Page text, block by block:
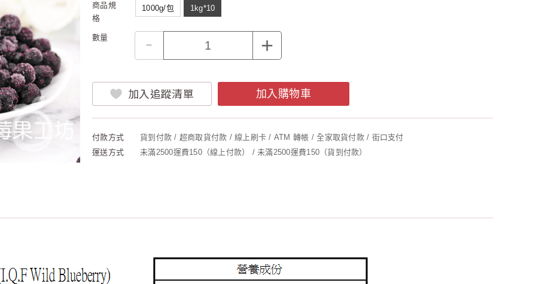
商品規
格
1000g/包 1kg*10
數量 - +
加入追蹤清單 加入購物車
付款方式
貨到付款 / 超商取貨付款 / 線上刷卡 / ATM 轉帳 / 全家取貨付款 / 街口支付
運送方式
未滿2500運費150（線上付款） / 未滿2500運費150（貨到付款）